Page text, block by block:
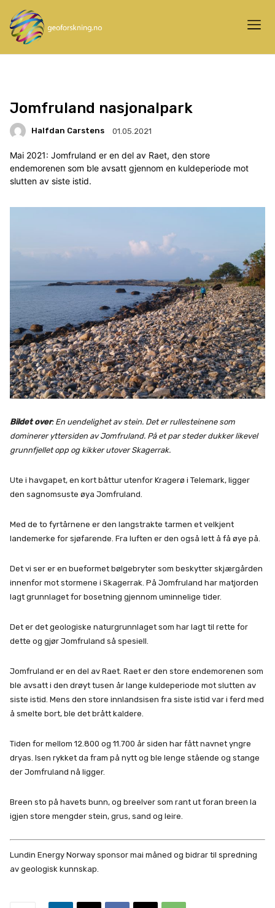
Jomfruland nasjonalpark
Halfdan Carstens 01.05.2021
Mai 2021: Jomfruland er en del av Raet, den store
endemorenen som ble avsatt gjennom en kuldeperiode mot
slutten av siste istid.
Bildet over: En uendelighet av stein. Det er rullesteinene som
dominerer yttersiden av Jomfruland. På et par steder dukker likevel
grunnfjellet opp og kikker utover Skagerrak.
Ute i havgapet, en kort båttur utenfor Kragerø i Telemark, ligger
den sagnomsuste øya Jomfruland.
Med de to fyrtårnene er den langstrakte tarmen et velkjent
landemerke for sjøfarende. Fra luften er den også lett å få øye på.
Det vi ser er en bueformet bølgebryter som beskytter skjærgården
innenfor mot stormene i Skagerrak. På Jomfruland har matjorden
lagt grunnlaget for bosetning gjennom uminnelige tider.
Det er det geologiske naturgrunnlaget som har lagt til rette for
dette og gjør Jomfruland så spesiell.
Jomfruland er en del av Raet. Raet er den store endemorenen som
ble avsatt i den drøyt tusen år lange kuldeperiode mot slutten av
siste istid. Mens den store innlandsisen fra siste istid var i ferd med
å smelte bort, ble det brått kaldere.
Tiden for mellom 12.800 og 11.700 år siden har fått navnet yngre
dryas. Isen rykket da fram på nytt og ble lenge stående og stange
der Jomfruland nå ligger.
Breen sto på havets bunn, og breelver som rant ut foran breen la
igjen store mengder stein, grus, sand og leire.
Lundin Energy Norway sponsor mai måned og bidrar til spredning
av geologisk kunnskap.